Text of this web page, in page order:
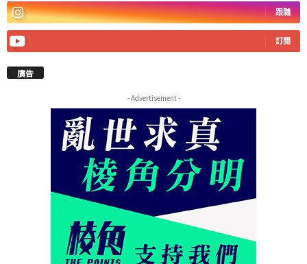
跟隨
訂閱
廣告
- Advertisement -